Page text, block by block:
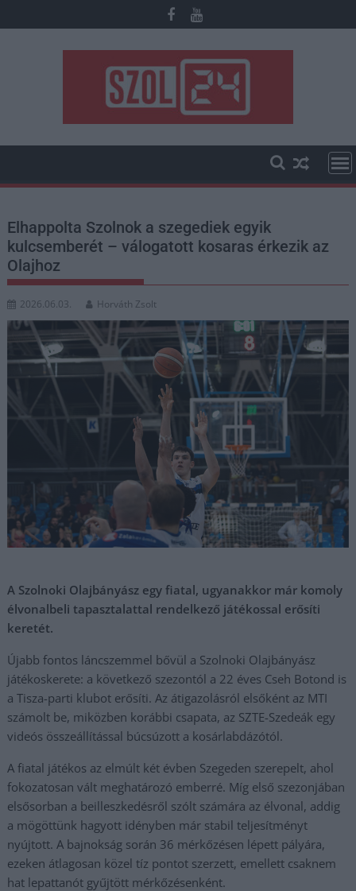
to
Elhappolta Szolnok a szegediek egyik
kulcsemberét – válogatott kosaras érkezik az
Olajhoz
2026.06.03. Horváth Zsolt
A Szolnoki Olajbányász egy fiatal, ugyanakkor már komoly
élvonalbeli tapasztalattal rendelkező játékossal erősíti
keretét.
Újabb fontos láncszemmel bővül a Szolnoki Olajbányász
játékoskerete: a következő szezontól a 22 éves Cseh Botond is
a Tisza-parti klubot erősíti. Az átigazolásról elsőként az MTI
számolt be, miközben korábbi csapata, az SZTE-Szedeák egy
videós összeállítással búcsúzott a kosárlabdázótól.
A fiatal játékos az elmúlt két évben Szegeden szerepelt, ahol
fokozatosan vált meghatározó emberré. Míg első szezonjában
elsősorban a beilleszkedésről szólt számára az élvonal, addig
a mögöttünk hagyott idényben már stabil teljesítményt
nyújtott. A bajnokság során 36 mérkőzésen lépett pályára,
ezeken átlagosan közel tíz pontot szerzett, emellett csaknem
hat lepattanót gyűjtött mérkőzésenként.